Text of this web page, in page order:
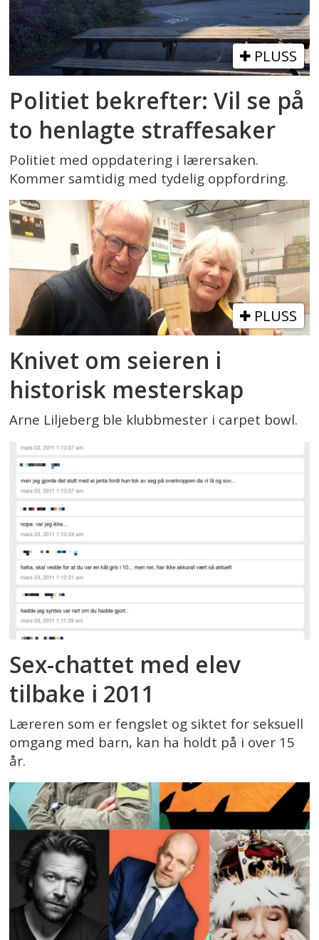
PLUSS
Politiet bekrefter: Vil se på
to henlagte straffesaker
Politiet med oppdatering i lærersaken.
Kommer samtidig med tydelig oppfordring.
PLUSS
Knivet om seieren i
historisk mesterskap
Arne Liljeberg ble klubbmester i carpet bowl.
Sex-chattet med elev
tilbake i 2011
Læreren som er fengslet og siktet for seksuell
omgang med barn, kan ha holdt på i over 15
år.